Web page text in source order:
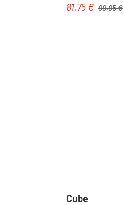
Verkaufspreis:
81,75 € 99,95 €
Cube